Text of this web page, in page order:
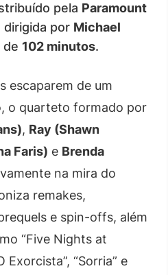
pela Paramount
dirigida por Michael
de 102 minutos.
escaparem de um
o quarteto formado por
, Ray (Shawn
Faris) e Brenda
na mira do
remakes,
e spin-offs, além
“Five Nights at
Exorcista”, “Sorria” e